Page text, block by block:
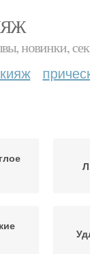
новинки,